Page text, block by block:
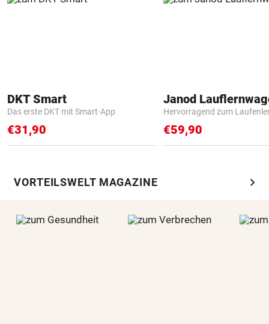
DKT Smart
Das erste DKT mit Smart-App
€31,90
Janod
Hervorragend zum
€59,90
VORTEILSWELT MAGAZINE chevron_right